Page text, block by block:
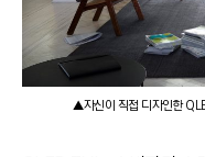
▲자신이 직접 디자인한